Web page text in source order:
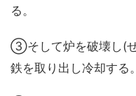
る。
③そして炉を破壊し(
鉄を取り出し冷却する。